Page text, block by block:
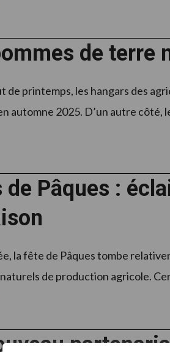
de terre
de printemps, les hangars des
automne 2025. D’un autre côté,
de Pâques :
la fête de Pâques tombe
de production agricole.